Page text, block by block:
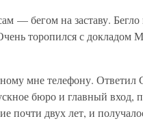
— бегом на заставу. Бегло
торопился с докладом
мне телефону. Ответил
бюро и главный вход,
почти двух лет, и